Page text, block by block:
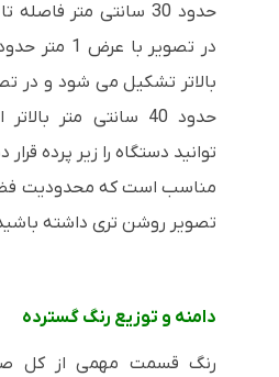
حدود 30 سانتی متر
حدود 40 سانتی متر
توانید دستگاه را زیر پرده
مناسب است که محدودیت
تصویر روشن تری داشته
دامنه و توزیع رنگ گسترده
رنگ قسمت مهمی از کل